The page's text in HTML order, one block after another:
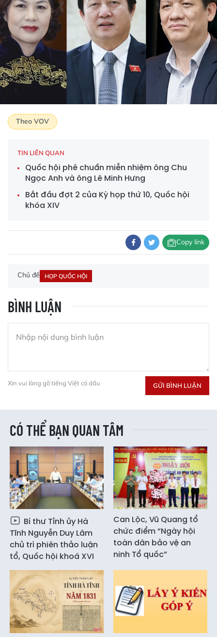
Theo VOV
TIN LIÊN QUAN
Quốc hội phê chuẩn miễn nhiệm ông Chu
Ngọc Anh và ông Lê Minh Hưng
Bắt đầu đợt 2 của Kỳ họp thứ 10, Quốc hội
khóa XIV
Copy link
Chủ đề HỌP QUỐC HỘI
BÌNH LUẬN
Xin vui lòng gõ tiếng Việt có dấu GỬI BÌNH LUẬN
CÓ THỂ BẠN QUAN TÂM
Bí thư Tỉnh ủy Hà
Tĩnh Nguyễn Duy Lâm
chủ trì phiên thảo luận
tổ, Quốc hội khoá XVI
Can Lộc, Vũ Quang tổ
chức điểm “Ngày hội
toàn dân bảo vệ an
ninh Tổ quốc”